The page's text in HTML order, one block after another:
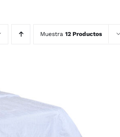
Muestra 12 Productos